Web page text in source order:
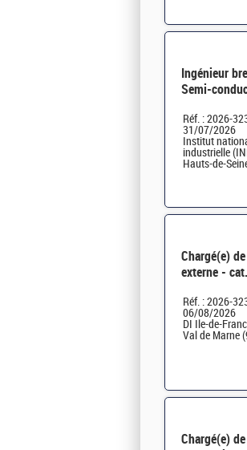
Ingénieur
Semi-
Réf. : 2026-
31/07/2026
Institut
industrielle
Hauts-de-
Chargé(e)
externe -
Réf. : 2026-
06/08/2026
DI Ile-de-
Val de Marne
Chargé(e)